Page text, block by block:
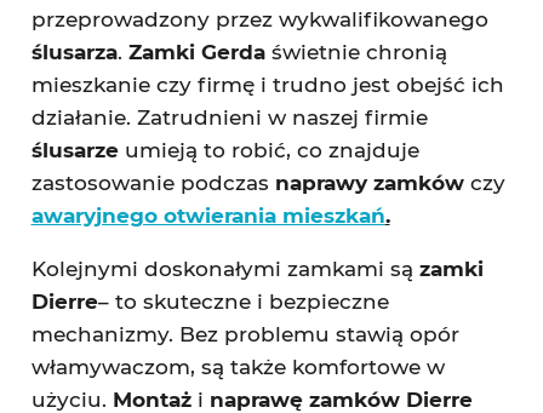
przeprowadzony przez wykwalifikowanego
ślusarza. Zamki Gerda świetnie chronią
mieszkanie czy firmę i trudno jest obejść ich
działanie. Zatrudnieni w naszej firmie
ślusarzeumieją to robić, co znajduje
zastosowanie podczas naprawy zamków czy
awaryjnego otwierania mieszkań.
Kolejnymi doskonałymi zamkami są zamki
Dierre– to skuteczne i bezpieczne
mechanizmy. Bez problemu stawią opór
włamywaczom, są także komfortowe w
użyciu. Montażi naprawę zamków Dierre